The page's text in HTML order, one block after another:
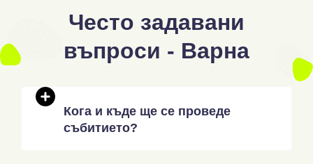
Често задавани
въпроси - Варна
Кога и къде ще се проведе
събитието?